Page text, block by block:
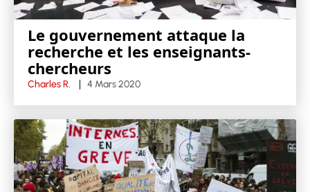
Le gouvernement attaque la
recherche et les enseignants-
chercheurs
Charles R. 4 Mars 2020